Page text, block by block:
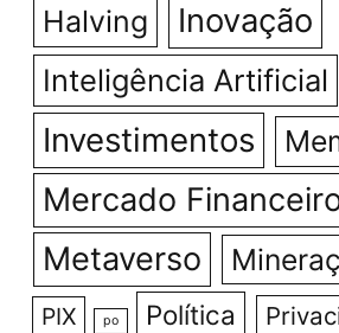
Halving Inovação
Inteligência Artificial
Investimentos
Mercado
Metaverso
PIX po Política